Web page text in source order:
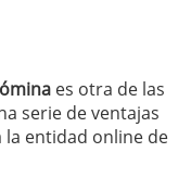
es otra de las
serie de ventajas
la entidad online de